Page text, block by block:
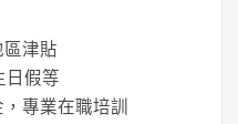
津貼
日假等
專業在職培訓